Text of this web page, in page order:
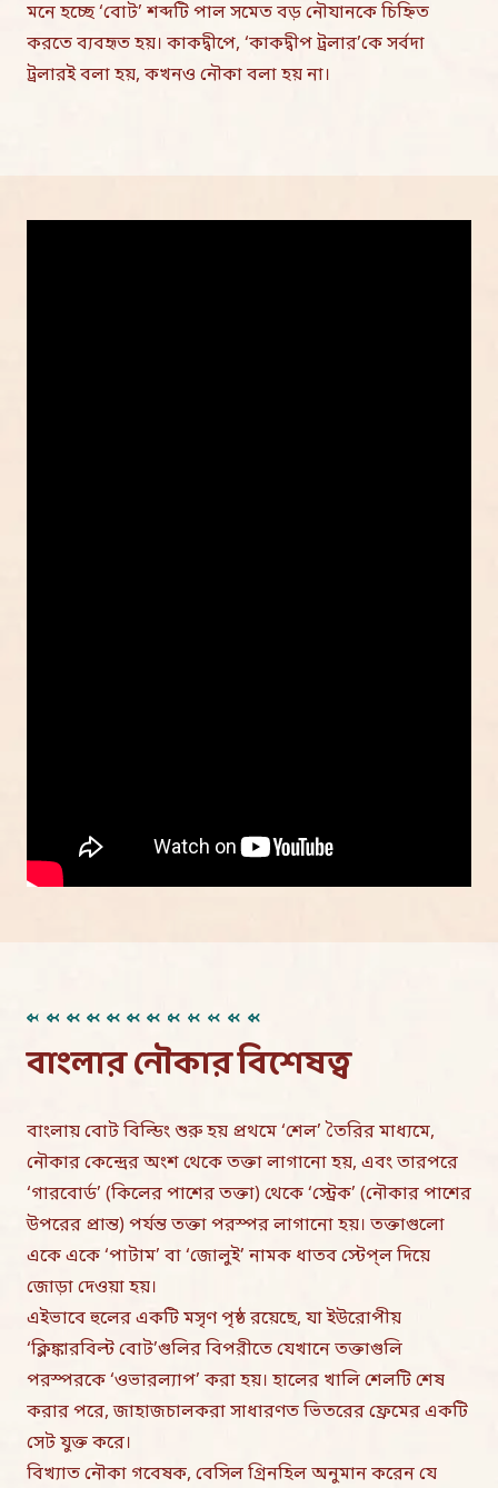
মনে হচ্ছে ‘বোট’ শব্দটি পাল সমেত বড় নৌযানকে চিহ্নিত
করতে ব্যবহৃত হয়। কাকদ্বীপে, ‘কাকদ্বীপ ট্রলার’কে সর্বদা
ট্রলারই বলা হয়, কখনও নৌকা বলা হয় না।
বাংলার নৌকার বিশেষত্ব
বাংলায় বোট বিল্ডিং শুরু হয় প্রথমে ‘শেল’ তৈরির মাধ্যমে,
নৌকার কেন্দ্রের অংশ থেকে তক্তা লাগানো হয়, এবং তারপরে
‘গারবোর্ড’ (কিলের পাশের তক্তা) থেকে ‘স্ট্রেক’ (নৌকার পাশের
উপরের প্রান্ত) পর্যন্ত তক্তা পরস্পর লাগানো হয়। তক্তাগুলো
একে একে ‘পাটাম’ বা ‘জোলুই’ নামক ধাতব স্টেপ্‌ল দিয়ে
জোড়া দেওয়া হয়।
এইভাবে হুলের একটি মসৃণ পৃষ্ঠ রয়েছে, যা ইউরোপীয়
‘ক্লিঙ্কারবিল্ট বোট’গুলির বিপরীতে যেখানে তক্তাগুলি
পরস্পরকে ‘ওভারল্যাপ’ করা হয়। হালের খালি শেলটি শেষ
করার পরে, জাহাজচালকরা সাধারণত ভিতরের ফ্রেমের একটি
সেট যুক্ত করে।
বিখ্যাত নৌকা গবেষক, বেসিল গ্রিনহিল অনুমান করেন যে